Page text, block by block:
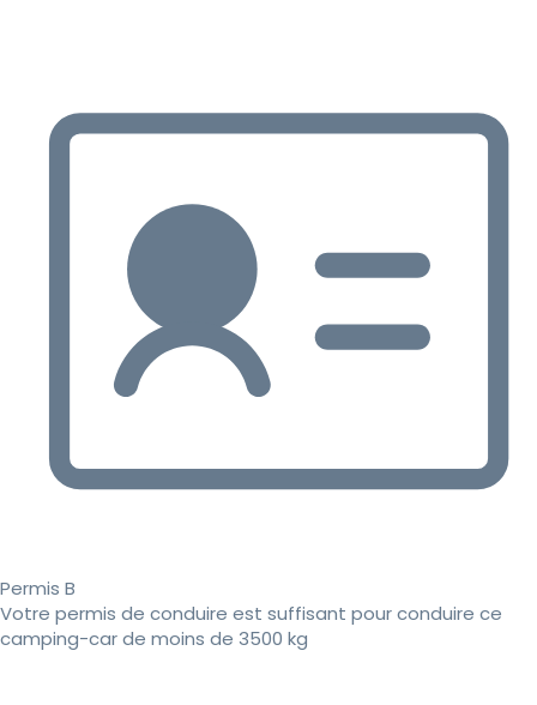
Permis B
Votre permis de conduire est suffisant pour conduire ce
camping-car de moins de 3500 kg